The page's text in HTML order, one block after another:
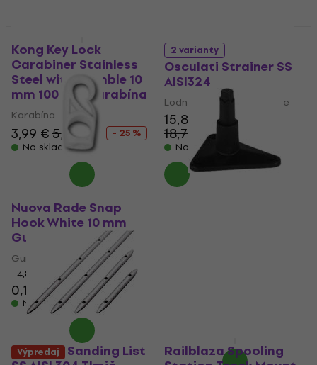
Kong Key Lock
Carabiner Stainless
Steel with Thimble 10
mm 100 mm Karabína
Karabína
3,99 €5,29 €
- 25 %
Na sklade
2 varianty
Osculati Strainer SS
AISI324
Lodný ventil, Hrdlo nádrže
15,80 €
18,70 €
Na sklade
Nuova Rade Snap
Hook White 10 mm
Gumové lano
Gumové lano
4,8
0,19 €0,39 €
Na sklade
Talamex Sanding List Railblaza Spooling
Výpredaj